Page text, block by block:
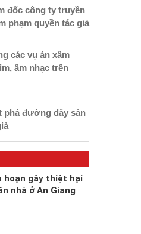
đốc công ty truyền
phạm quyền tác giả
các vụ án xâm
âm nhạc trên
phá đường dây sản
hoạn gây thiệt hại
nhà ở An Giang